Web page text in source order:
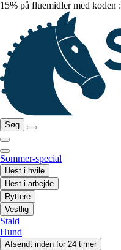
15% på fluemidler med koden :
Søg
Sommer-special
Hest i hvile
Hest i arbejde
Ryttere
Vestlig
Stald
Hund
Afsendt inden for 24 timer